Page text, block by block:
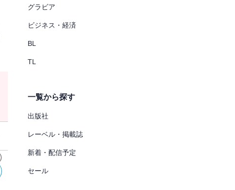
グラビア
ビジネス・経済
BL
TL
一覧から探す
出版社
レーベル・掲載誌
新着・配信予定
セール